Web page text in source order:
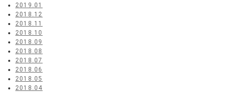
2019.01
2018.12
2018.11
2018.10
2018.09
2018.08
2018.07
2018.06
2018.05
2018.04